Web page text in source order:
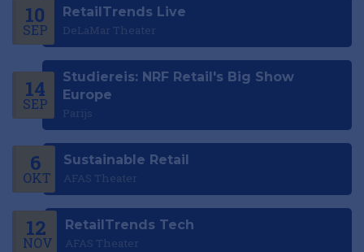
10
SEP
RetailTrends Live
DeLaMar Theater
14
SEP
Studiereis: NRF Retail's Big Show
Europe
Parijs
6
OKT
Sustainable Retail
AFAS Theater
12
NOV
RetailTrends Tech
AFAS Theater